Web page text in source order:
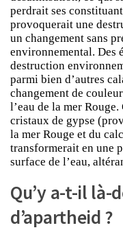
perdrait ses
provoquerait une
un changement sans
environnemental. Des
destruction
parmi bien d’autres
changement de
l’eau de la mer
cristaux de gypse
la mer Rouge et du
transformerait en une
surface de l’eau,
Qu’y a-t-il là-
d’apartheid ?